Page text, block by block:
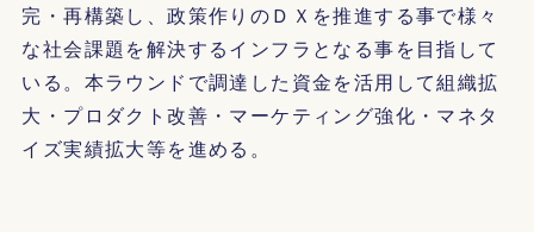
完・再構築し、政策作りのＤＸを推進する事で様々
な社会課題を解決するインフラとなる事を目指して
いる。本ラウンドで調達した資金を活用して組織拡
大・プロダクト改善・マーケティング強化・マネタ
イズ実績拡大等を進める。